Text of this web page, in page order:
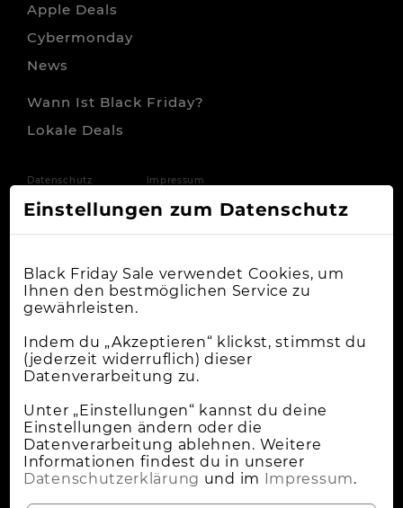
Apple Deals
Cybermonday
News
Wann Ist Black Friday?
Lokale Deals
Datenschutz Impressum
Einstellungen zum Datenschutz
Black Friday Sale verwendet Cookies, um
Ihnen den bestmöglichen Service zu
gewährleisten.
Indem du „Akzeptieren“ klickst, stimmst du
(jederzeit widerruflich) dieser
Datenverarbeitung zu.
Unter „Einstellungen“ kannst du deine
Einstellungen ändern oder die
Datenverarbeitung ablehnen. Weitere
Informationen findest du in unserer
Datenschutzerklärung und im Impressum.